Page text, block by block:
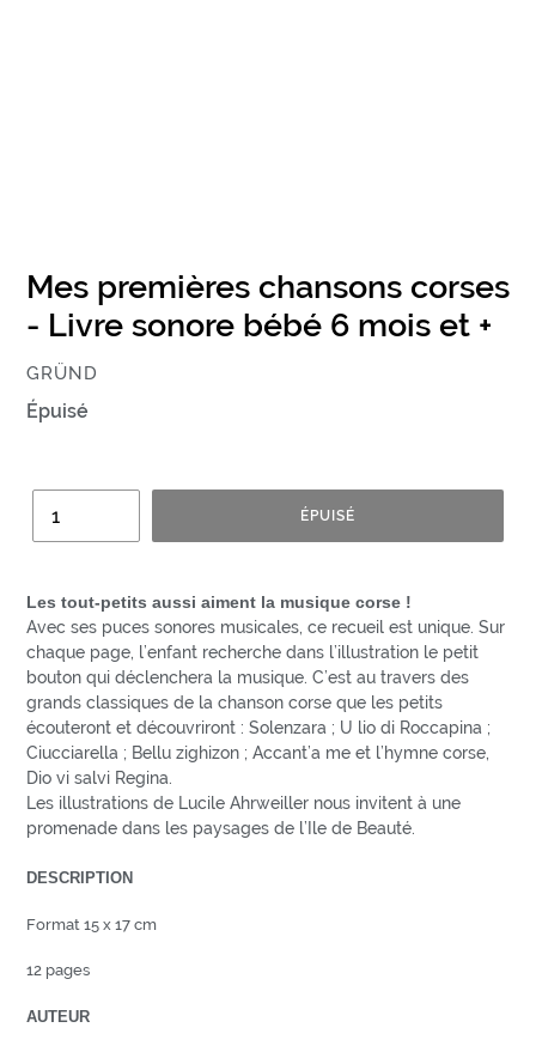
Mes premières chansons corses
- Livre sonore bébé 6 mois et +
ÉDITEUR
GRÜND
Prix
Épuisé
ÉPUISÉ
Les tout-petits aussi aiment la musique corse !
Avec ses puces sonores musicales, ce recueil est unique. Sur
chaque page, l’enfant recherche dans l’illustration le petit
bouton qui déclenchera la musique. C’est au travers des
grands classiques de la chanson corse que les petits
écouteront et découvriront : Solenzara ; U lio di Roccapina ;
Ciucciarella ; Bellu zighizon ; Accant’a me et l’hymne corse,
Dio vi salvi Regina.
Les illustrations de Lucile Ahrweiller nous invitent à une
promenade dans les paysages de l’Ile de Beauté.
DESCRIPTION
Format 15 x 17 cm
12 pages
AUTEUR